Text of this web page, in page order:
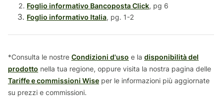
Foglio informativo Bancoposta Click, pg 6
Foglio informativo Italia, pg. 1-2
*Consulta le nostre Condizioni d'uso e la disponibilità del
prodotto nella tua regione, oppure visita la nostra pagina delle
Tariffe e commissioni Wise per le informazioni più aggiornate
su prezzi e commissioni.